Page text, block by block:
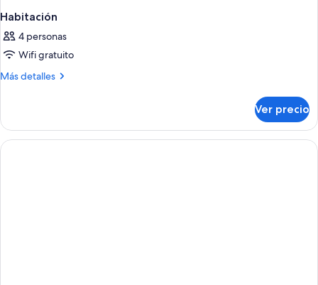
Habitación
4 personas
Wifi gratuito
Más detalles
Más
Ver precio